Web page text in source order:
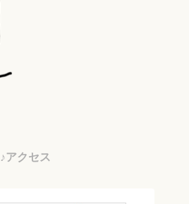
♪アクセス